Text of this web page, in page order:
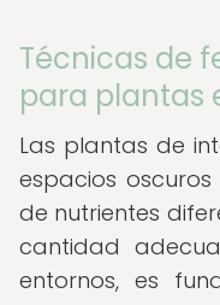
Técnicas de
para plantas
Las plantas de
espacios
de nutrientes
cantidad
entornos, es